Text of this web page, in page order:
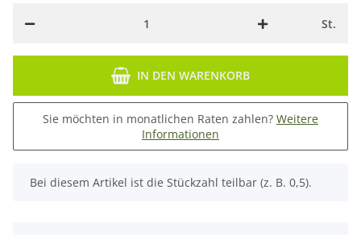
St.
IN DEN WARENKORB
Sie möchten in monatlichen Raten zahlen? Weitere
Informationen
x
Bei diesem Artikel ist die Stückzahl teilbar (z. B. 0,5).